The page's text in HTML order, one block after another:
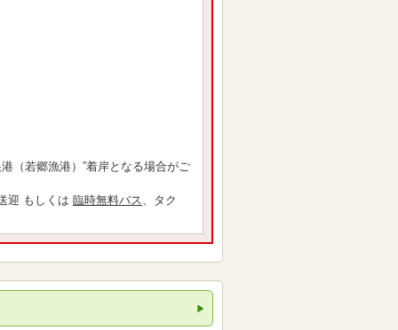
（若郷漁港）”着岸となる場合がご
迎 もしくは 臨時無料バス 、タク